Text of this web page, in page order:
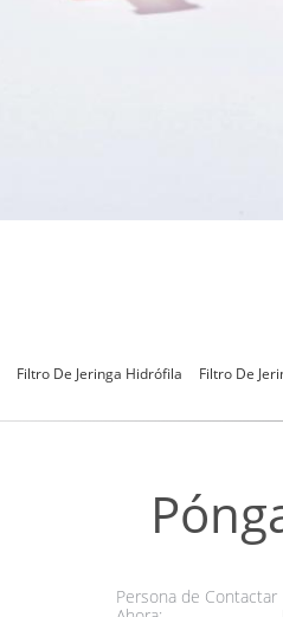
Filtro De Jeringa Hidrófila Filtro De
Persona de Contactar